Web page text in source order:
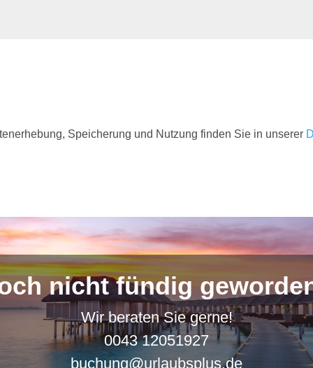
Speicherung und Nutzung finden Sie in unserer
nicht fündig
Wir beraten Sie gerne!
0043 12051927
buchung@urlaubsplus.de